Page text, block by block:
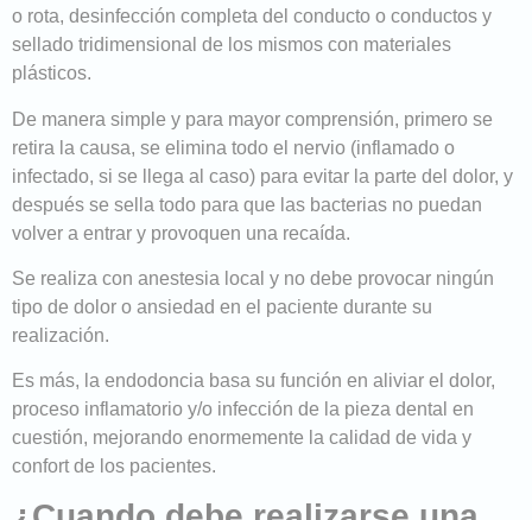
o rota, desinfección completa del conducto o conductos y
sellado tridimensional de los mismos con materiales
plásticos.
De manera simple y para mayor comprensión, primero se
retira la causa, se elimina todo el nervio (inflamado o
infectado, si se llega al caso) para evitar la parte del dolor, y
después se sella todo para que las bacterias no puedan
volver a entrar y provoquen una recaída.
Se realiza con anestesia local y no debe provocar ningún
tipo de dolor o ansiedad en el paciente durante su
realización.
Es más, la endodoncia basa su función en aliviar el dolor,
proceso inflamatorio y/o infección de la pieza dental en
cuestión, mejorando enormemente la calidad de vida y
confort de los pacientes.